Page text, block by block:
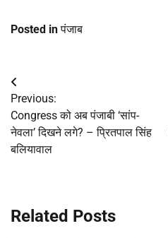
Posted inपंजाब
Post
navigation
Previous:
Congress को अब पंजाबी ‘सांप-
नेवला’ दिखने लगे? – प्रितपाल सिंह
बलियावाल
Related Posts